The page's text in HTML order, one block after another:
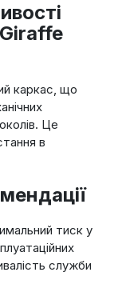
каркас, що
Це
в
тиск у
служби